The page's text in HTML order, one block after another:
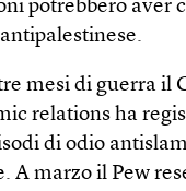
potrebbero aver
mesi di guerra il
relations ha
di odio
A marzo il Pew